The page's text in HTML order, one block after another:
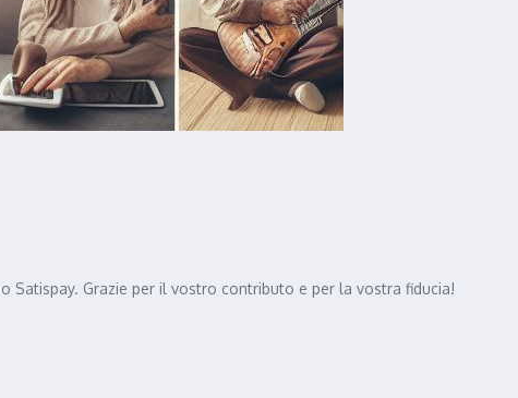
Grazie per il vostro contributo e per la vostra fiducia!